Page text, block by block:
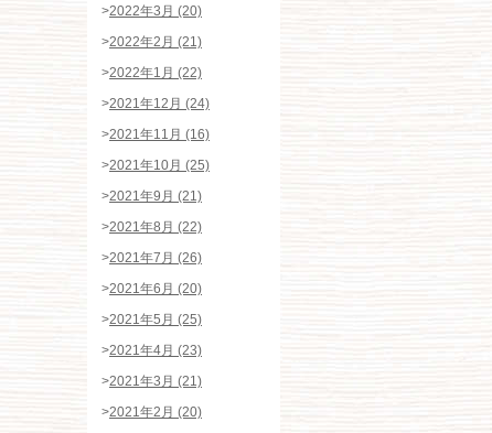
>2022年3月 (20)
>2022年2月 (21)
>2022年1月 (22)
>2021年12月 (24)
>2021年11月 (16)
>2021年10月 (25)
>2021年9月 (21)
>2021年8月 (22)
>2021年7月 (26)
>2021年6月 (20)
>2021年5月 (25)
>2021年4月 (23)
>2021年3月 (21)
>2021年2月 (20)